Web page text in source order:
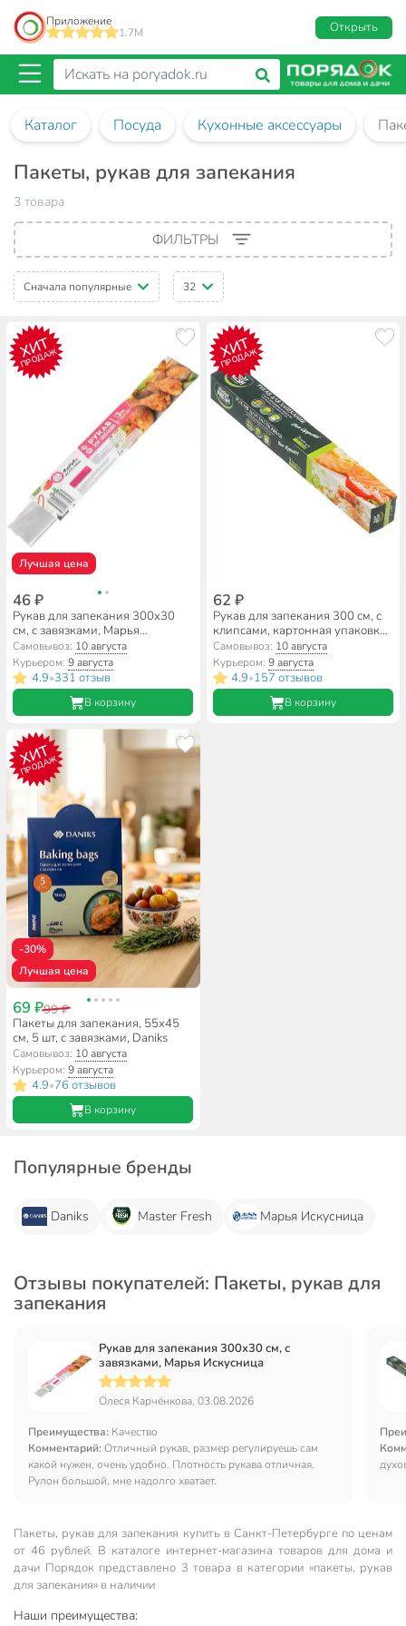
Приложение
1.7M
Открыть
Каталог Посуда Кухонные аксессуары
Пакеты, рукав для запекания
3 товара
ФИЛЬТРЫ
Сначала популярные 32
ХИТ
ПРОДАЖ
Лучшая цена
46 ₽
Рукав для запекания 300х30
см, с завязками, Марья
Искусница
Самовывоз: 10 августа
Курьером:9 августа
4.9•331 отзыв
В корзину
ХИТ
ПРОДАЖ
62 ₽
Рукав для запекания 300 см, с
клипсами, картонная упаковка,
Master Fresh
Самовывоз: 10 августа
Курьером: 9 августа
4.9•157 отзывов
В корзину
ХИТ
ПРОДАЖ
-30%
Лучшая цена
69 ₽99 ₽
Пакеты для запекания, 55х45
см, 5 шт, с завязками, Daniks
Самовывоз: 10 августа
Курьером:9 августа
4.9•76 отзывов
В корзину
Популярные бренды
Daniks Master Fresh Марья Искусница
Отзывы покупателей: Пакеты, рукав для
запекания
Рукав для запекания 300х30 см, с
завязками, Марья Искусница
Олеся Карчёнкова, 03.08.2026
Преимущества: Качество
Комментарий: Отличный рукав, размер регулируешь сам
какой нужен, очень удобно. Плотность рукава отличная.
Рулон большой, мне надолго хватает.
Пакеты, рукав для запекания купить в Санкт-Петербургe по ценам
от 46 рублей. В каталоге интернет-магазина товаров для дома и
дачи Порядок представлено 3 товара в категории «пакеты, рукав
для запекания» в наличии
Наши преимущества: